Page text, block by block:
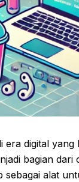
era digital yang
bagian
alat